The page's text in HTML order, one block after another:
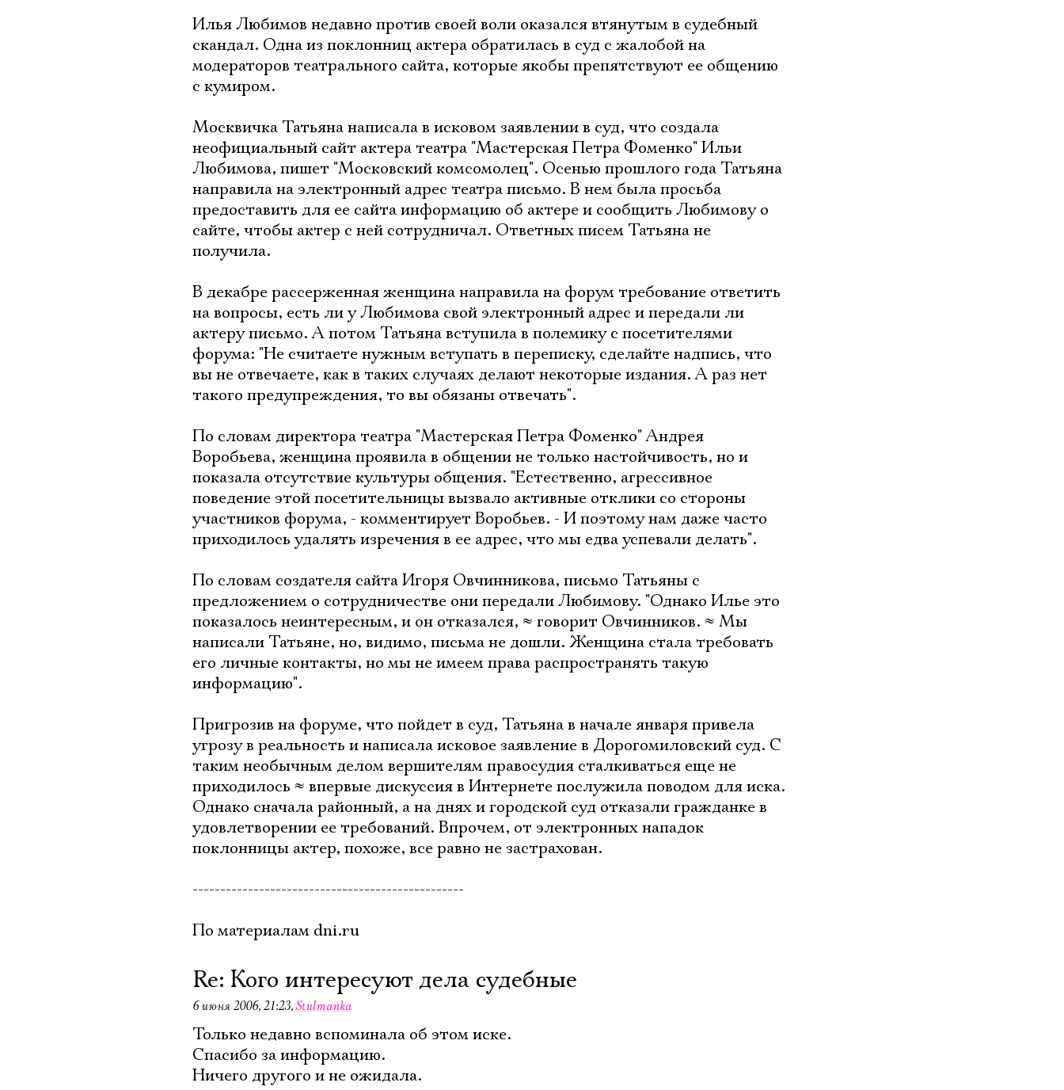
Илья Любимов недавно против своей воли оказался втянутым в судебный
скандал. Одна из поклонниц актера обратилась в суд с жалобой на
модераторов театрального сайта, которые якобы препятствуют ее общению
с кумиром.
Москвичка Татьяна написала в исковом заявлении в суд, что создала
неофициальный сайт актера театра "Мастерская Петра Фоменко" Ильи
Любимова, пишет "Московский комсомолец". Осенью прошлого года Татьяна
направила на электронный адрес театра письмо. В нем была просьба
предоставить для ее сайта информацию об актере и сообщить Любимову о
сайте, чтобы актер с ней сотрудничал. Ответных писем Татьяна не
получила.
В декабре рассерженная женщина направила на форум требование ответить
на вопросы, есть ли у Любимова свой электронный адрес и передали ли
актеру письмо. А потом Татьяна вступила в полемику с посетителями
форума: "Не считаете нужным вступать в переписку, сделайте надпись, что
вы не отвечаете, как в таких случаях делают некоторые издания. А раз нет
такого предупреждения, то вы обязаны отвечать".
По словам директора театра "Мастерская Петра Фоменко" Андрея
Воробьева, женщина проявила в общении не только настойчивость, но и
показала отсутствие культуры общения. "Естественно, агрессивное
поведение этой посетительницы вызвало активные отклики со стороны
участников форума, - комментирует Воробьев. - И поэтому нам даже часто
приходилось удалять изречения в ее адрес, что мы едва успевали делать".
По словам создателя сайта Игоря Овчинникова, письмо Татьяны с
предложением о сотрудничестве они передали Любимову. "Однако Илье это
показалось неинтересным, и он отказался, ≈ говорит Овчинников. ≈ Мы
написали Татьяне, но, видимо, письма не дошли. Женщина стала требовать
его личные контакты, но мы не имеем права распространять такую
информацию".
Пригрозив на форуме, что пойдет в суд, Татьяна в начале января привела
угрозу в реальность и написала исковое заявление в Дорогомиловский суд. С
таким необычным делом вершителям правосудия сталкиваться еще не
приходилось ≈ впервые дискуссия в Интернете послужила поводом для иска.
Однако сначала районный, а на днях и городской суд отказали гражданке в
удовлетворении ее требований. Впрочем, от электронных нападок
поклонницы актер, похоже, все равно не застрахован.
-------------------------------------------------
По материалам dni.ru
Re: Кого интересуют дела судебные
6 июня 2006, 21:23,Stulmanka
Только недавно вспоминала об этом иске.
Спасибо за информацию.
Ничего другого и не ожидала.
Электропочта
Ознакомиться